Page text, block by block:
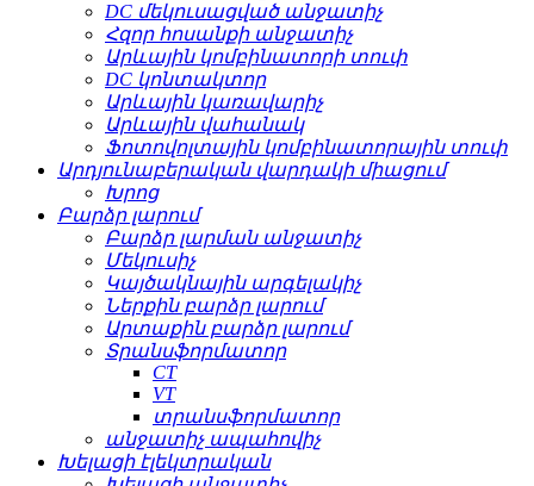
DC մեկուսացված անջատիչ
Հզոր հոսանքի անջատիչ
Արևային կոմբինատորի տուփ
DC կոնտակտոր
Արևային կառավարիչ
Արևային վահանակ
Ֆոտովոլտային կոմբինատորային տուփ
Արդյունաբերական վարդակի միացում
Խրոց
Բարձր լարում
Բարձր լարման անջատիչ
Մեկուսիչ
Կայծակնային արգելակիչ
Ներքին բարձր լարում
Արտաքին բարձր լարում
Տրանսֆորմատոր
CT
VT
տրանսֆորմատոր
անջատիչ ապահովիչ
Խելացի էլեկտրական